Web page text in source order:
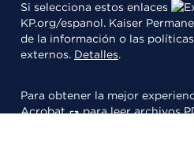
Si selecciona estos enlaces
KP.org/espanol. Kaiser
de la información o las
externos. Detalles.
Para obtener la mejor
Acrobat
para leer archivos